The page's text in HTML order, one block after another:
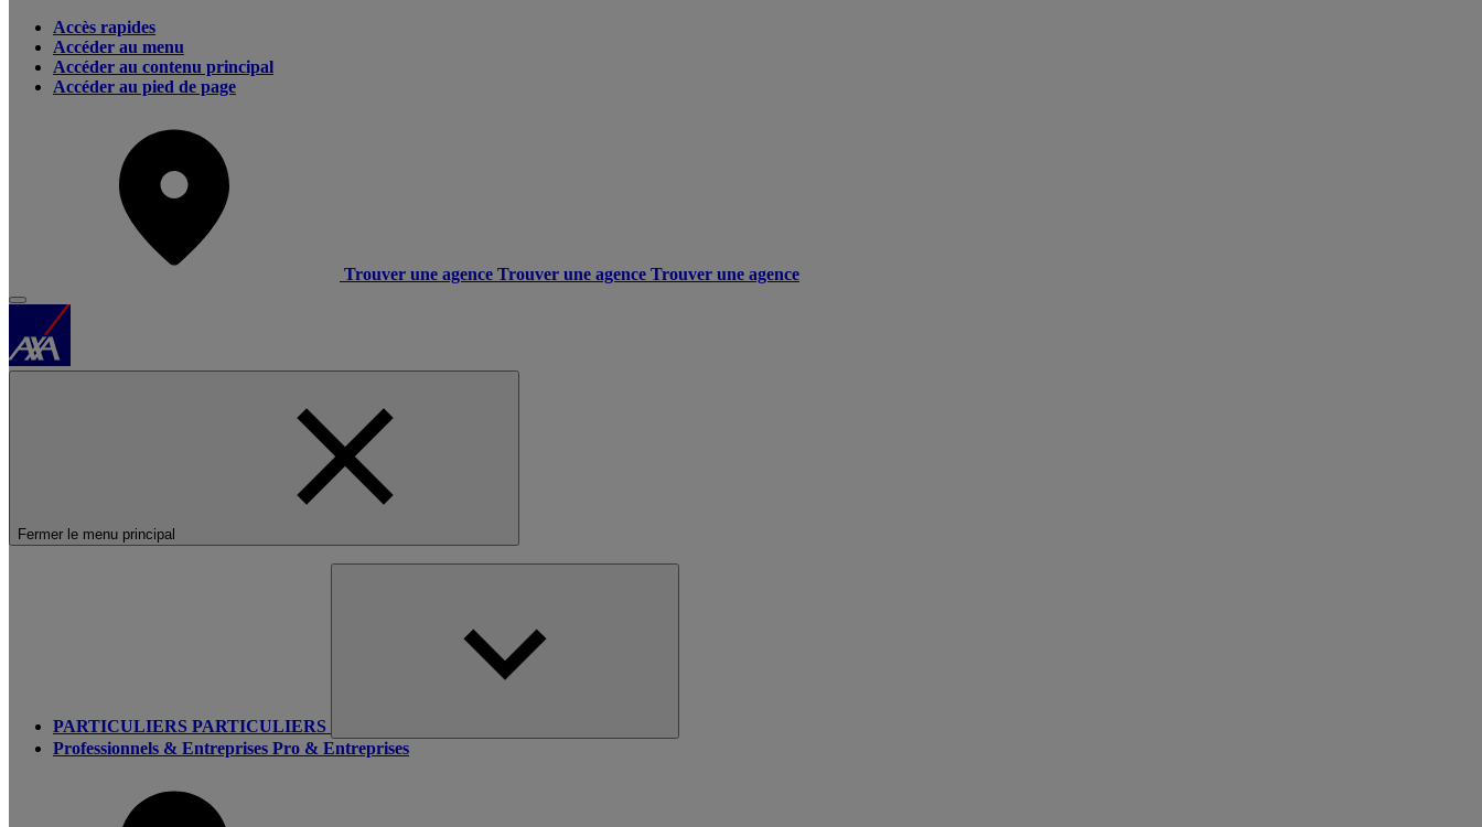
Accès rapides
Accéder au menu
Accéder au contenu principal
Accéder au pied de page
Trouver une agence Trouver une agence Trouver une agence
Fermer le menu principal
PARTICULIERS PARTICULIERS
Professionnels & Entreprises Pro & Entreprises